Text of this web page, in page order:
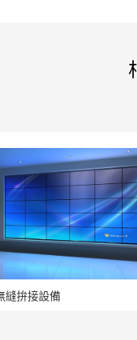
縫拚接設備